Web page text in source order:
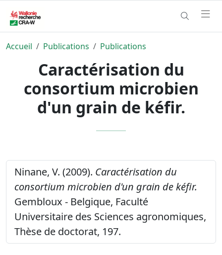
Accueil Publications Publications
Caractérisation du
consortium microbien
d'un grain de kéfir.
Ninane, V. (2009). Caractérisation du
consortium microbien d'un grain de kéfir.
Gembloux - Belgique, Faculté
Universitaire des Sciences agronomiques,
Thèse de doctorat, 197.